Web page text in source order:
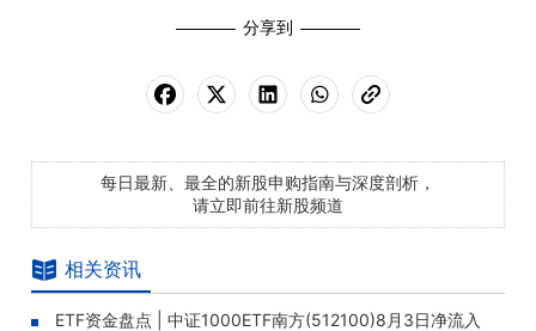
分享到
每日最新、最全的新股申购指南与深度剖析，
请立即前往新股频道
相关资讯
ETF资金盘点 | 中证1000ETF南方(512100)8月3日净流入